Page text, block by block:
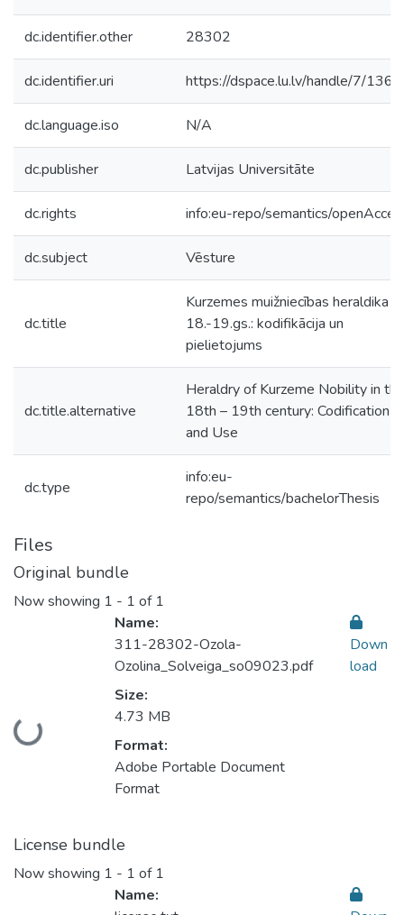
dc.identifier.other 28302
dc.identifier.uri https://dspace.lu.lv/handle/7/
dc.language.iso N/A
dc.publisher Latvijas Universitāte
dc.rights info:eu-repo/semantics/
dc.subject Vēsture
dc.title
Kurzemes muižniecības heraldika
18.-19.gs.: kodifikācija un
pielietojums
dc.title.alternative
Heraldry of Kurzeme Nobility in the
18th – 19th century: Codification
and Use
dc.type
info:eu-
repo/semantics/bachelorThesis
Files
Original bundle
Now showing 1 - 1 of 1
Loading...
Name:
311-28302-Ozola-
Ozolina_Solveiga_so09023.pdf
Size:
4.73 MB
Format:
Adobe Portable Document
Format
Down
load
License bundle
Now showing 1 - 1 of 1
Name: